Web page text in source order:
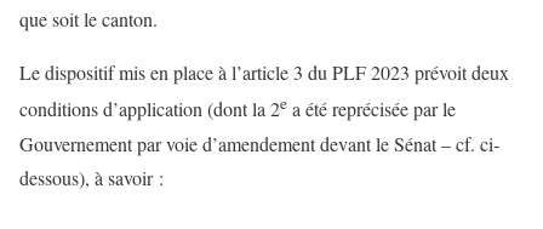
que soit le canton.
Le dispositif mis en place à l’article 3 du PLF 2023 prévoit deux
conditions d’application (dont la 2e a été reprécisée par le
Gouvernement par voie d’amendement devant le Sénat – cf. ci-
dessous), à savoir :